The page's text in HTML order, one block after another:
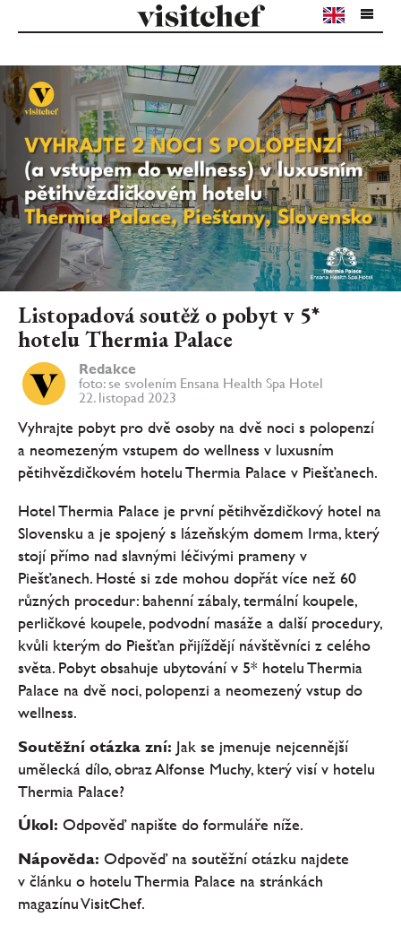
Listopadová soutěž o pobyt v 5*
hotelu Thermia Palace
Redakce
foto: se svolením Ensana Health Spa Hotel
22. listopad 2023
Vyhrajte pobyt pro dvě osoby na dvě noci s polopenzí
a neomezeným vstupem do wellness v luxusním
pětihvězdičkovém hotelu Thermia Palace v Piešťanech.
Hotel Thermia Palace je první pětihvězdičkový hotel na
Slovensku a je spojený s lázeňským domem Irma, který
stojí přímo nad slavnými léčivými prameny v
Piešťanech. Hosté si zde mohou dopřát více než 60
různých procedur: bahenní zábaly, termální koupele,
perličkové koupele, podvodní masáže a další procedury,
kvůli kterým do Piešťan přijíždějí návštěvníci z celého
světa. Pobyt obsahuje ubytování v 5* hotelu Thermia
Palace na dvě noci, polopenzi a neomezený vstup do
wellness.
Soutěžní otázka zní: Jak se jmenuje nejcennější
umělecká dílo, obraz Alfonse Muchy, který visí v hotelu
Thermia Palace?
Úkol: Odpověď napište do formuláře níže.
Nápověda: Odpověď na soutěžní otázku najdete
v článku o hotelu Thermia Palace na stránkách
magazínu VisitChef.